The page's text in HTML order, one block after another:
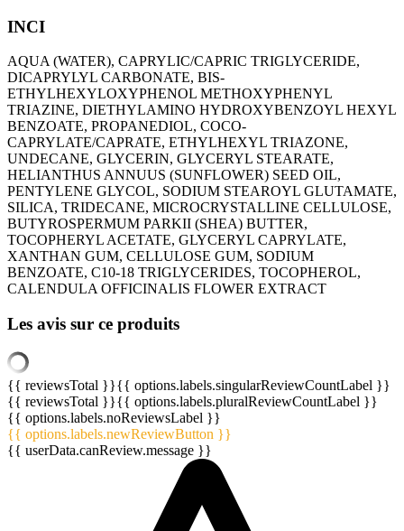
INCI
AQUA (WATER), CAPRYLIC/CAPRIC TRIGLYCERIDE,
DICAPRYLYL CARBONATE, BIS-
ETHYLHEXYLOXYPHENOL METHOXYPHENYL
TRIAZINE, DIETHYLAMINO HYDROXYBENZOYL HEXYL
BENZOATE, PROPANEDIOL, COCO-
CAPRYLATE/CAPRATE, ETHYLHEXYL TRIAZONE,
UNDECANE, GLYCERIN, GLYCERYL STEARATE,
HELIANTHUS ANNUUS (SUNFLOWER) SEED OIL,
PENTYLENE GLYCOL, SODIUM STEAROYL GLUTAMATE,
SILICA, TRIDECANE, MICROCRYSTALLINE CELLULOSE,
BUTYROSPERMUM PARKII (SHEA) BUTTER,
TOCOPHERYL ACETATE, GLYCERYL CAPRYLATE,
XANTHAN GUM, CELLULOSE GUM, SODIUM
BENZOATE, C10-18 TRIGLYCERIDES, TOCOPHEROL,
CALENDULA OFFICINALIS FLOWER EXTRACT
Les avis sur ce produits
{{ reviewsTotal }}{{ options.labels.singularReviewCountLabel }}
{{ reviewsTotal }}{{ options.labels.pluralReviewCountLabel }}
{{ options.labels.noReviewsLabel }}
{{ options.labels.newReviewButton }}
{{ userData.canReview.message }}